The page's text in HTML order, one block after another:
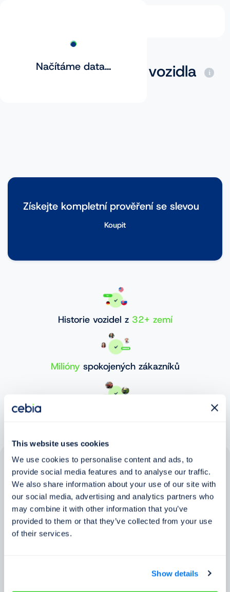
This website uses cookies
We use cookies to personalise content and ads, to
provide social media features and to analyse our traffic.
We also share information about your use of our site with
our social media, advertising and analytics partners who
may combine it with other information that you’ve
provided to them or that they’ve collected from your use
of their services.
Show details
Načítáme data...
Základní prověření vozidla
Získejte kompletní prověření se slevou
Koupit
Historie vozidel z 32+ zemí
Milióny spokojených zákazníků
Zkušenosti zákazníků
Zjistěte, co o našem prověření říkají lidé